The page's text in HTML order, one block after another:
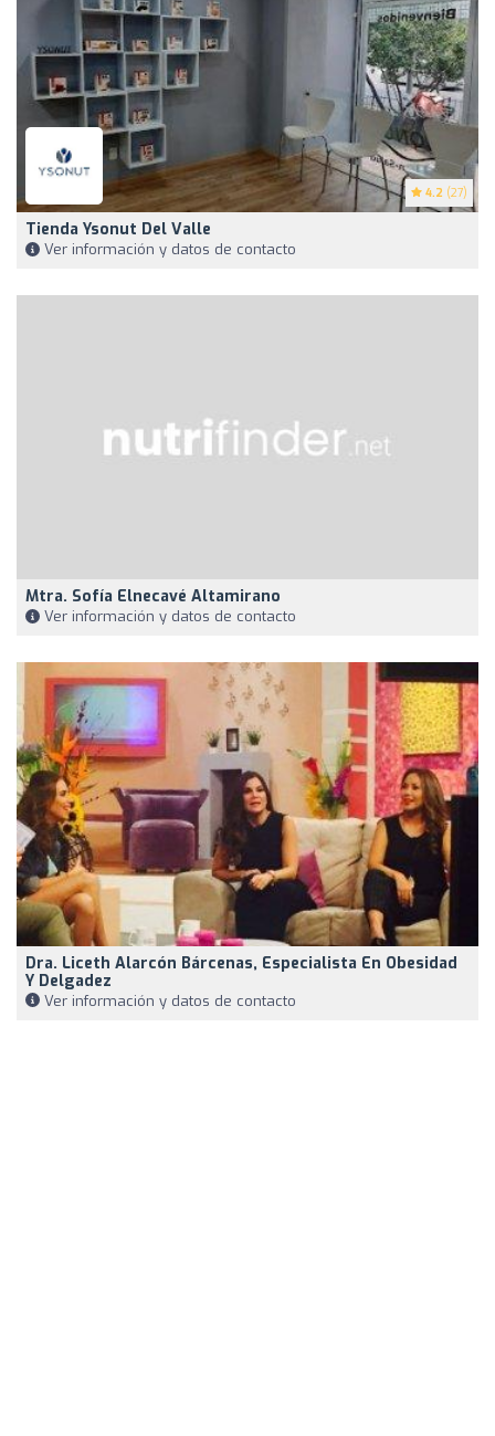
4.2 (27)
Tienda Ysonut Del Valle
Ver información y datos de contacto
Mtra. Sofía Elnecavé Altamirano
Ver información y datos de contacto
Dra. Liceth Alarcón Bárcenas, Especialista En Obesidad
Y Delgadez
Ver información y datos de contacto